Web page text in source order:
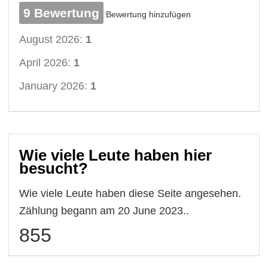
9 Bewertung Bewertung hinzufügen
August 2026: 1
April 2026: 1
January 2026: 1
Wie viele Leute haben hier
besucht?
Wie viele Leute haben diese Seite angesehen.
Zählung begann am 20 June 2023..
855